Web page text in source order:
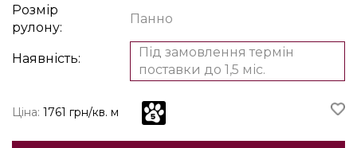
Розмір
рулону:
Панно
Наявність:
Під замовлення термін
поставки до 1,5 міс.
Ціна: 1761 грн/кв. м